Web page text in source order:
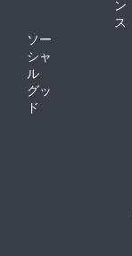
ン
ス
ソー
シャ
ル
グッ
ド